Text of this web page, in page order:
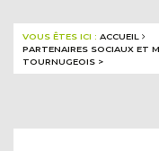
VOUS ÊTES ICI : ACCUEIL
PARTENAIRES SOCIAUX ET
TOURNUGEOIS >